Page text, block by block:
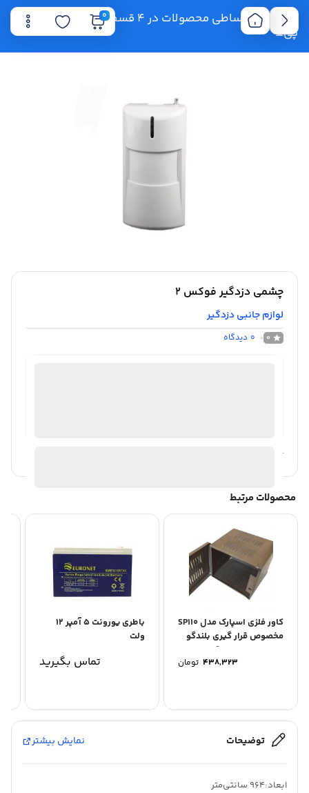
🔥فروش اقساطی محصولات در 4 قسط با اسنپ پی و ترب
پی⏳
0
چشمی دزدگیر فوکس ۲
لوازم جانبی دزدگیر
0
0 دیدگاه
آیا قیمت مناسب تری سراغ دارید؟
محصولات مرتبط
کاور فلزی اسپارک مدل SP110
مخصوص قرار گیری بلندگو
سیستم اعلام سرقت
۴۳۸,۳۲۳ تومان
باطری یورونت 5 آمپر 12
ولت
تماس بگیرید
توضیحات نمایش بیشتر
ابعاد:۹۶۴ سانتی‌متر